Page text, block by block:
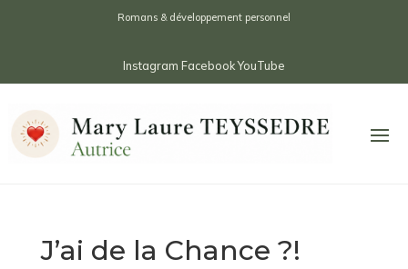
Romans & développement personnel
Instagram FacebookYouTube
J’ai de la Chance ?!